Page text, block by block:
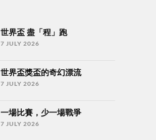
世界盃 盡「程」跑
7 JULY 2026
世界盃獎盃的奇幻漂流
7 JULY 2026
一場比賽，少一場戰爭
7 JULY 2026